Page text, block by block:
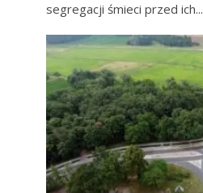
segregacji śmieci przed ich...